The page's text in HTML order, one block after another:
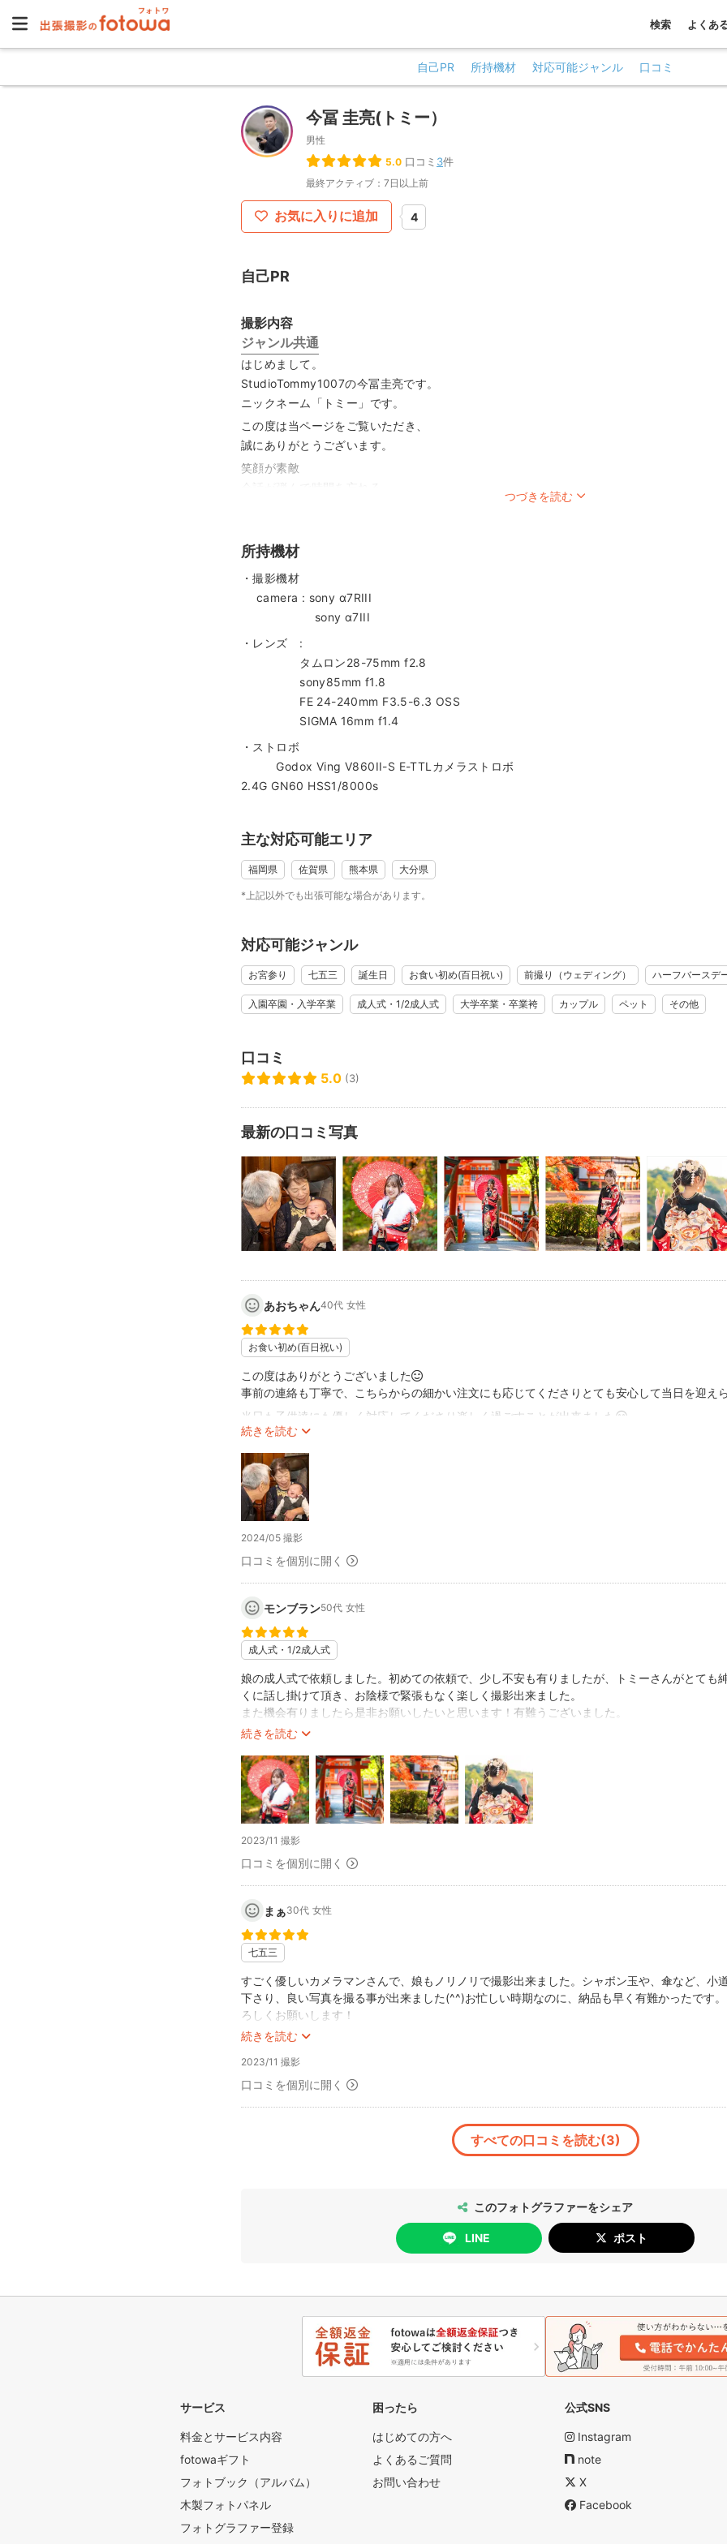
検索 よくあ
自己PR 所持機材 対応可能ジャンル 口コミ
今冨 圭亮(トミー）
男性
5.0 口コミ 3件
最終アクティブ：7日以上前
お気に入りに追加 4
自己PR
撮影内容
ジャンル共通
はじめまして。
StudioTommy1007の今冨圭亮です。
ニックネーム「トミー」です。
この度は当ページをご覧いただき、
誠にありがとうございます。
笑顔が素敵
40代のわりに心は純粋
今冨が撮影します。
・撮影に慣れてなくても大丈夫かな・・・
・カメラマンに緊張して表情が出せるかな・・・
・こっちの要望を聞いてくれるかな・・・
・どこで撮影していいかわからない・・・
・アドバイスをしてくれるか不安・・・
そんなお悩みお持ちのあなた僕にお任せ下さい。
お悩みを解決致します。
一児の父でありパパフォトグラファーの
娘が産まれたと思えばもう17歳になりました…。
子供の成長は凄く早く、
あっという間に過ぎ去ってしまいます。
「あの時もっと写真を残しておけばよかった」
一児の親だからわかる親の気持ちがわかります。
優しく心に安らぎを与える写真を撮るのが
得意です。
撮影の技術はもちろんですが、
それ以上にお客様の声に常に耳を傾け
信頼関係を最優先にして
安心して撮影できる様に心掛けてます。
https://youtu.be/yxdozpVMgK0
【家族撮影の思い】
20代の私は先のことも何も考えずに
毎日が楽しく過ごしていました。
30代で結婚し家族をもつ幸せを感じました。
40代をすぎて思うことは、誰かの役にたちたいと
世の中で人の役にたつことができないか？と考えてました。
少子化問題…。
これはとても深刻な問題です。
結婚や家族をもちたくない人が増え続けている
現状でこの問題をどうしたらいいか考えました。
考えた結果、僕の撮った写真でお客様の家族が喜んで、
その写真をシェアしてくれることが多くなりました。
シェアした写真をみて独身の方は、家族っていいなって
思ってもらうようになり、
結婚したいって思うきっかけに繋がったことが
ありました。
言葉では結婚っていいよと言われても、
よくわからないことですが、
写真は幸せな情報がたくさんあります＾＾
そして多くの人にシェアをしてほしいです。
家族っていいね。結婚っていいね…＾＾と
思って結婚する人が多くなることで
日本の少子化が少しでも減ることが
僕が家族撮影をする理由です。
ぜひ、一緒に最高の仕上がりにしましょう！！
━━━━━━━━━━━━━━━
かんたんプロフィール
━━━━━━━━━━━━━━━
九州を中心に地方創生をテーマに写真や動画で社会貢献を目指し活動中です。
渋谷のラジオ番組にも出演しました。
◇ShibuyaCross-FM -karat Lunch出演
👇
━━━━━━━━━━━━━━━
料金について（撮影のみ）
━━━━━━━━━━━━━━━
1枠（60分）の金額が表示されています。
納品までにかかる全ての費用を含みますため
急な追加料金はかかりません。
━━━━━━━━━━━━━━━
料金について
━━━━━━━━━━━━━━━
※レンタルスペース、スタジオ代は別途かかります。
━━━━━━━━━━━━━━━
★★★★★★★★★★★★★★★★
○雨の日...。土砂降りの場合は中止になることも
ありますが、小雨なら撮影することが多いです。
雨は雨で日常とは違った演出ができお洒落で思わず目がとまる
お写真になります＾＾
○Q.撮影で、二ヶ所で撮影したいんですが、可能でしょうか？
A. 場所にもよりますが、移動時間も拘束時間となります。
その為、2時間枠をオススメします。
fotowaのサンプル写真以外にも、
Instagramを参照してください。
「keisuke_imatomi」でお調べください♪
1978年生まれの福岡県在中。
つづきを読む
所持機材
・撮影機材
camera : sony α7RIII
sony α7III
・レンズ :
タムロン28-75mm f2.8
sony85mm f1.8
FE 24-240mm F3.5-6.3 OSS
SIGMA 16mm f1.4
・ストロボ
Godox Ving V860II-S E-TTLカメラストロボ
2.4G GN60 HSS1/8000s
主な対応可能エリア
福岡県 佐賀県 熊本県 大分県
*上記以外でも出張可能な場合があります。
対応可能ジャンル
お宮参り 七五三 誕生日 お食い初め(百日祝い) 前撮り（ウェディング） ハーフバースデ
入園卒園・入学卒業 成人式・1/2成人式 大学卒業・卒業袴 カップル ペット その他
口コミ
5.0 (3)
最新の口コミ写真
あおちゃん40代 女性
お食い初め(百日祝い)
続きを読む
この度はありがとうございました😊
事前の連絡も丁寧で、こちらからの細かい注文にも応じてくださりとても安心して当日を迎えら
当日も子供達にも優しく対応してくださり楽しく過ごすことが出来ました😊
また機会があればお願いしたいです😊
トミーさんこの度は素敵な写真をありがとうございました。
2024/05 撮影
口コミを個別に開く
モンブラン50代 女性
成人式・1/2成人式
続きを読む
娘の成人式で依頼しました。初めての依頼で、少し不安も有りましたが、トミーさんがとても
くに話し掛けて頂き、お陰様で緊張もなく楽しく撮影出来ました。
また機会有りましたら是非お願いしたいと思います！有難うございました。
2023/11 撮影
口コミを個別に開く
まぁ30代 女性
七五三
続きを読む
すごく優しいカメラマンさんで、娘もノリノリで撮影出来ました。シャボン玉や、傘など、小
下さり、良い写真を撮る事が出来ました(^^)お忙しい時期なのに、納品も早く有難かったです
ろしくお願いします！
2023/11 撮影
口コミを個別に開く
すべての口コミを読む(3)
このフォトグラファーをシェア
LINE ポスト
サービス
料金とサービス内容
fotowaギフト
フォトブック（アルバム）
木製フォトパネル
フォトグラファー登録
困ったら
はじめての方へ
よくあるご質問
お問い合わせ
公式SNS
Instagram
note
X
Facebook